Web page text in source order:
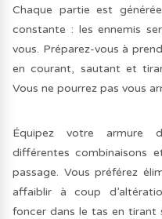
Chaque partie est
constante : les ennemis
vous. Préparez-vous à
en courant, sautant et
Vous ne pourrez pas vous
Équipez votre armure
différentes combinaisons
passage. Vous préférez
affaiblir à coup
foncer dans le tas en